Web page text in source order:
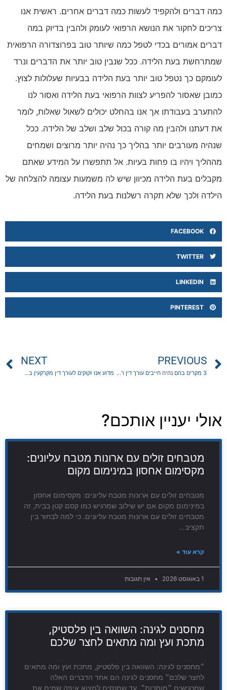
כמה דברים ולהקפיד לעשות כמה דברים אחרים. ראשית אנו
צריכים לחקור את הנושא הרפואי לעומק ולהבין בדיוק במה
דברים אמורים בכדי לטפל כמה שיותר טוב בפרוצדורה הרפואית
שמתרחשת בעת הלידה. ככל שנבין טוב יותר את הדברים ונרד
לעומקם כך נטפל טוב יותר בעת הלידה בבעיות שעלולות לצוץ.
כמובן שאסור להפריע לצוות הרפואי בעת הלידה ואסור לנו
להתערב בעבודתו אך אנו בהחלט יכולים לשאול שאלות, לומר
את דעתנו ולהבין מה קורה בכול שלב ושלב של הלידה. ככל
שנהיה מעורבים יותר בהליך כך נהיה יותר מרוצים ושמחים
מההליך ויהיו בו פחות בעיות. אל תתפשרו על המידע שאתם
מקבלים בעת הלידה מכיוון שיש לה משמעות עצומה להצלחה של
הילדה ולכך שלא תקרה רשלנות בעת הלידה.
FACEBOOK
TWITTER
LINKEDIN
PINTEREST
PREVIOUS
3 מקרים בהם נהיה חייבים עורך דין רשלנות רפואית
NEXT
מדוע אנו זקוקים לעורך דין מקרקעין בהרצליה
אולי יעניין אותכם?
מטבחים זולים עם ארונות מטבח עליונים:
מקסימום אחסון במינימום מקום
מטבחים זולים עם ארונות מטבח עליונים: מקסימום אחסון
במינימום מקום אם יש שילוב שמרגיש כמו קסם קטן בבית, זה
מטבחים זולים עם ארונות מטבח עליונים. כי למה לבחור בין
תקציב…
קרא עוד »
1 באוגוסט 2026 אין תגובות
מחסנים לגינה: השוואה בין פלסטיק,
מתכת ועץ ומה מתאים לחצר שלכם
״מחסנים לגינה: השוואה בין פלסטיק, מתכת ועץ ומה מתאים
לחצר שלכם״ מחסנים לגינה הם אחד הדברים האלה
שמרגישים ״מותרות״, עד שמנסים למצוא איפה שמים את